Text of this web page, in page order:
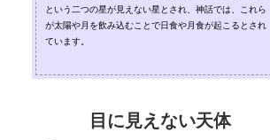
という二つの星が見えない星とされ、神話では、これら
が太陽や月を飲み込むことで日食や月食が起こるとされ
ています。
目に見えない天体